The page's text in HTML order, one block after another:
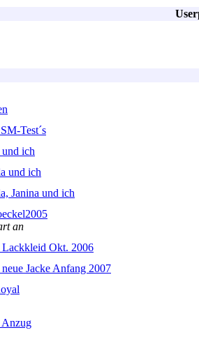
Test´s
und ich
und ich
Janina und ich
an
Okt. 2006
Jacke Anfang 2007